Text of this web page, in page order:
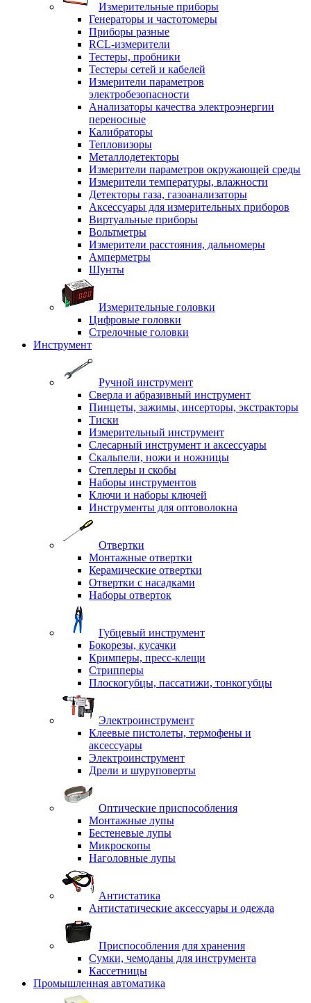
Измерительные приборы
Генераторы и частотомеры
Приборы разные
RCL-измерители
Тестеры, пробники
Тестеры сетей и кабелей
Измерители параметров
электробезопасности
Анализаторы качества электроэнергии
переносные
Калибраторы
Тепловизоры
Металлодетекторы
Измерители параметров окружающей среды
Измерители температуры, влажности
Детекторы газа, газоанализаторы
Аксессуары для измерительных приборов
Виртуальные приборы
Вольтметры
Измерители расстояния, дальномеры
Амперметры
Шунты
Измерительные головки
Цифровые головки
Стрелочные головки
Инструмент
Ручной инструмент
Сверла и абразивный инструмент
Пинцеты, зажимы, инсерторы, экстракторы
Тиски
Измерительный инструмент
Слесарный инструмент и аксессуары
Скальпели, ножи и ножницы
Степлеры и скобы
Наборы инструментов
Ключи и наборы ключей
Инструменты для оптоволокна
Отвертки
Монтажные отвертки
Керамические отвертки
Отвертки с насадками
Наборы отверток
Губцевый инструмент
Бокорезы, кусачки
Кримперы, пресс-клещи
Стрипперы
Плоскогубцы, пассатижи, тонкогубцы
Электроинструмент
Клеевые пистолеты, термофены и
аксессуары
Электроинструмент
Дрели и шуруповерты
Оптические приспособления
Монтажные лупы
Бестеневые лупы
Микроскопы
Наголовные лупы
Антистатика
Антистатические аксессуары и одежда
Приспособления для хранения
Сумки, чемоданы для инструмента
Кассетницы
Промышленная автоматика